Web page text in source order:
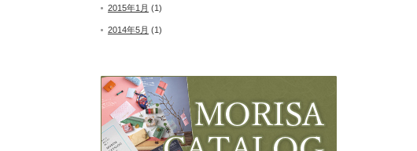
2015年1月 (1)
2014年5月 (1)